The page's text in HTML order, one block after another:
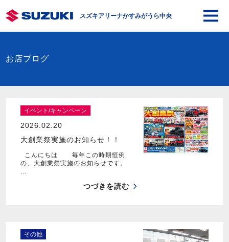
スズキアリーナかすみがうら中央
お店ブログ
イベント/キャンペーン
2026.02.20
大創業祭実施のお知らせ！！
こんにちは 毎年この時期恒例
の、大創業祭実施のお知らせです。
つづきを読む
その他